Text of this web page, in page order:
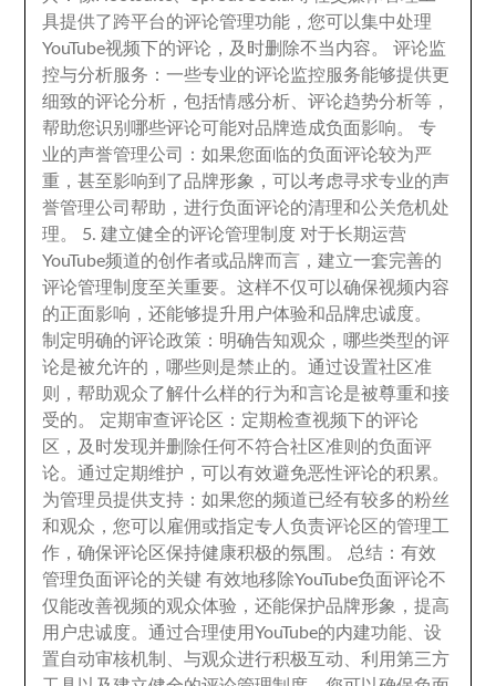
具提供了跨平台的评论管理功能 ，您可以集中处理
YouTube视频下的评论 ， 及时删除不当内容。评论监
控与分析服务 ：一些专业的评论监控服务能够提供更
细致的评论分析 ，包括情感分析 、评论趋势分析等 ，
帮助您识别哪些评论可能对品牌造成负面影响。专
业的声誉管理公司
：如果您面临的负面评论较为严
重 ，甚至影响到了品牌形象 ， 可以考虑寻求专业的声
誉管理公司帮助 ，进行负面评论的清理和公关危机处
理。 5. 建立健全的评论管理制度 对于长期运营
YouTube频道的创作者或品牌而言 ， 建立一套完善的
评论管理制度至关重要。这样不仅可以确保视频内容
的正面影响 ，还能够提升用户体验和品牌忠诚度。
制定明确的评论政策 ： 明确告知观众 ， 哪些类型的评
论是被允许的 ， 哪些则是禁止的。通过设置社区准
则
，帮助观众了解什么样的行为和言论是被尊重和接
受的。 定期审查评论区 ： 定期检查视频下的评论
区 ， 及时发现并删除任何不符合社区准则的负面评
论。通过定期维护 ， 可以有效避免恶性评论的积累。
为管理员提供支持 ：如果您的频道已经有较多的粉丝
和观众 ，您可以雇佣或指定专人负责评论区的管理工
作 ，确保评论区保持健康积极的氛围 。 总结 ：有效
管理负面评论的关键 有效地移除YouTube负面评论不
仅能改善视频的观众体验 ，还能保护品牌形象 ，提高
用户忠诚度。通过合理使用YouTube的内建功能 、设
置自动审核机制
、与观众进行积极互动 、利用第三方